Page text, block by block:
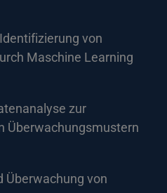
von
Maschine Learning
zur
Überwachungsmustern
Überwachung von